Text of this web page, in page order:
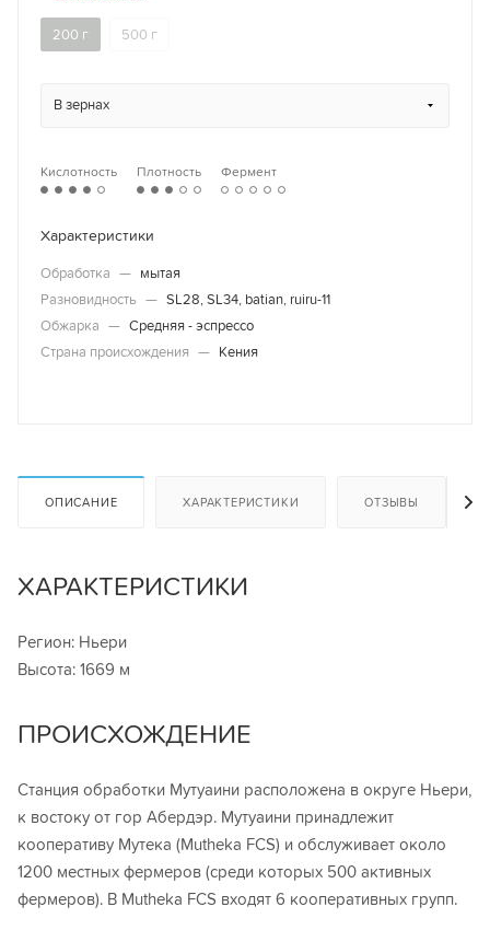
200 г 500 г
В зернах
Кислотность Плотность Фермент
Характеристики
Обработка — мытая
Разновидность — SL28, SL34, batian, ruiru-11
Обжарка — Средняя - эспрессо
Страна происхождения — Кения
ОПИСАНИЕ ХАРАКТЕРИСТИКИ ОТЗЫВЫ
ХАРАКТЕРИСТИКИ
Регион: Ньери
Высота: 1669 м
ПРОИСХОЖДЕНИЕ
Станция обработки Мутуаини расположена в округе Ньери,
к востоку от гор Абердэр. Мутуаини принадлежит
кооперативу Мутека (Mutheka FCS) и обслуживает около
1200 местных фермеров (среди которых 500 активных
фермеров). В Mutheka FCS входят 6 кооперативных групп.